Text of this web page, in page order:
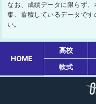
なお、成績データに限らず
集、蓄積しているデータで
い。
HOME
高校
軟式